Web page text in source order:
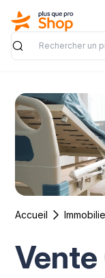
Rechercher
Accueil